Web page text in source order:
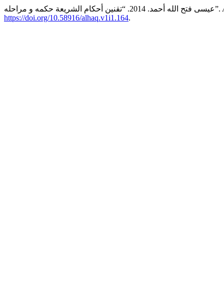
عيسى فتح الله أحمد. 2014. “تقنين أحكام الشريعة حكمه و مراحله”.
https://doi.org/10.58916/alhaq.v1i1.164.